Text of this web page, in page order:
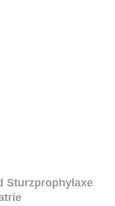
Sturzprophylaxe